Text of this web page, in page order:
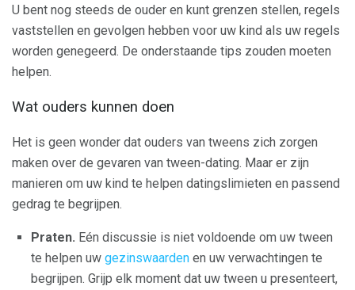
U bent nog steeds de ouder en kunt grenzen stellen, regels
vaststellen en gevolgen hebben voor uw kind als uw regels
worden genegeerd. De onderstaande tips zouden moeten
helpen.
Wat ouders kunnen doen
Het is geen wonder dat ouders van tweens zich zorgen
maken over de gevaren van tween-dating. Maar er zijn
manieren om uw kind te helpen datingslimieten en passend
gedrag te begrijpen.
Praten. Eén discussie is niet voldoende om uw tween
te helpen uw gezinswaarden en uw verwachtingen te
begrijpen. Grijp elk moment dat uw tween u presenteert,